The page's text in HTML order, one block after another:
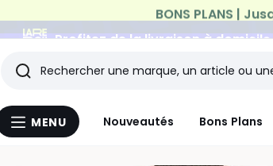
Profitez de la livraison à
Menu
MENU Nouveautés Bons Plans
Rechercher
Les
derniers